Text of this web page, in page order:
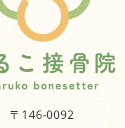
〒146-0092